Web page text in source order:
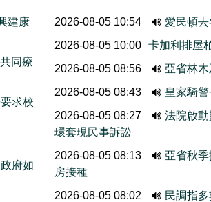
建康
同療
求校
府如
2026-08-05 10:54
愛民頓
2026-08-05 10:00
卡加利排屋
2026-08-05 08:56
亞省林
2026-08-05 08:43
皇家騎
2026-08-05 08:27
法院啟
環套現民事訴訟
2026-08-05 08:13
亞省秋
房接種
2026-08-05 08:02
民調指